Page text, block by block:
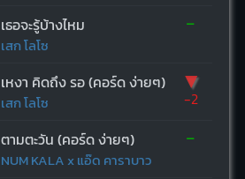
เธอจะรู้บ้างไหม
เสก โลโซ
-
เหงา คิดถึง รอ (คอร์ด ง่ายๆ)
เสก โลโซ
▼
-2
ตามตะวัน (คอร์ด ง่ายๆ)
NUM KALA x แอ๊ด คาราบาว
-